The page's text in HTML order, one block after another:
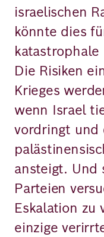
israelischen
könnte dies
katastrophale
Die Risiken
Krieges
wenn Israel
vordringt und
ansteigt. Und
Parteien
Eskalation zu
einzige